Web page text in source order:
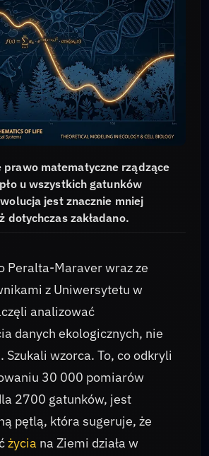
prawo matematyczne rządzące
u wszystkich gatunków
jest znacznie mniej
dotychczas zakładano.
Peralta-Maraver wraz ze
z Uniwersytetu w
analizować
danych ekologicznych, nie
Szukali wzorca. To, co odkryli
30 000 pomiarów
2700 gatunków, jest
pętlą, która sugeruje, że
życia na Ziemi działa w